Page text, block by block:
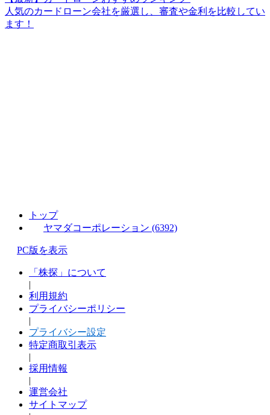
人気のカードローン会社を厳選し、審査や金利を比較してい
ます！
トップ
ヤマダコーポレーション (6392)
PC版を表示
「株探」について
|
利用規約
プライバシーポリシー
|
プライバシー設定
特定商取引表示
|
採用情報
|
運営会社
サイトマップ